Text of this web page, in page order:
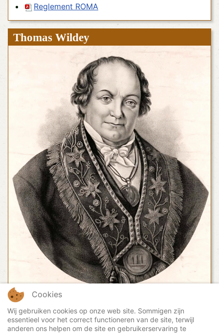
Reglement ROMA
Thomas Wildey
Cookies
Wij gebruiken cookies op onze web site. Sommigen zijn
essentieel voor het correct functioneren van de site, terwijl
anderen ons helpen om de site en gebruikerservaring te